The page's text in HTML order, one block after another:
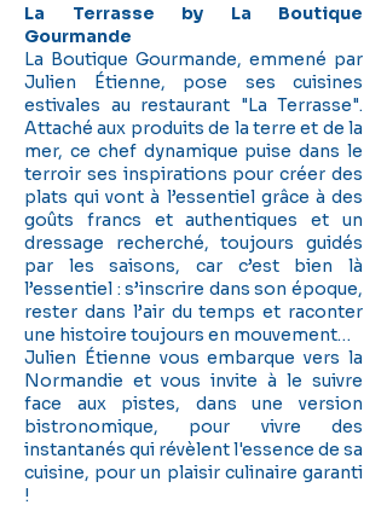
La Terrasse by La Boutique
Gourmande
La Boutique Gourmande, emmené par
Julien Étienne, pose ses cuisines
estivales au restaurant "La Terrasse".
Attaché aux produits de la terre et de la
mer, ce chef dynamique puise dans le
terroir ses inspirations pour créer des
plats qui vont à l’essentiel grâce à des
goûts francs et authentiques et un
dressage recherché, toujours guidés
par les saisons, car c’est bien là
l’essentiel : s’inscrire dans son époque,
rester dans l’air du temps et raconter
une histoire toujours en mouvement…
Julien Étienne vous embarque vers la
Normandie et vous invite à le suivre
face aux pistes, dans une version
bistronomique, pour vivre des
instantanés qui révèlent l'essence de sa
cuisine, pour un plaisir culinaire garanti
!